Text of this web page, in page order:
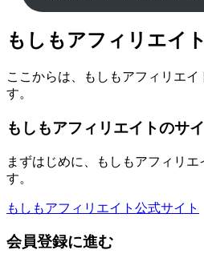
もしもアフィリエイ
ここからは、もしもアフィリエイ
す。
もしもアフィリエイトのサ
まずはじめに、もしもアフィリ
す。
もしもアフィリエイト公式サイト
会員登録に進む